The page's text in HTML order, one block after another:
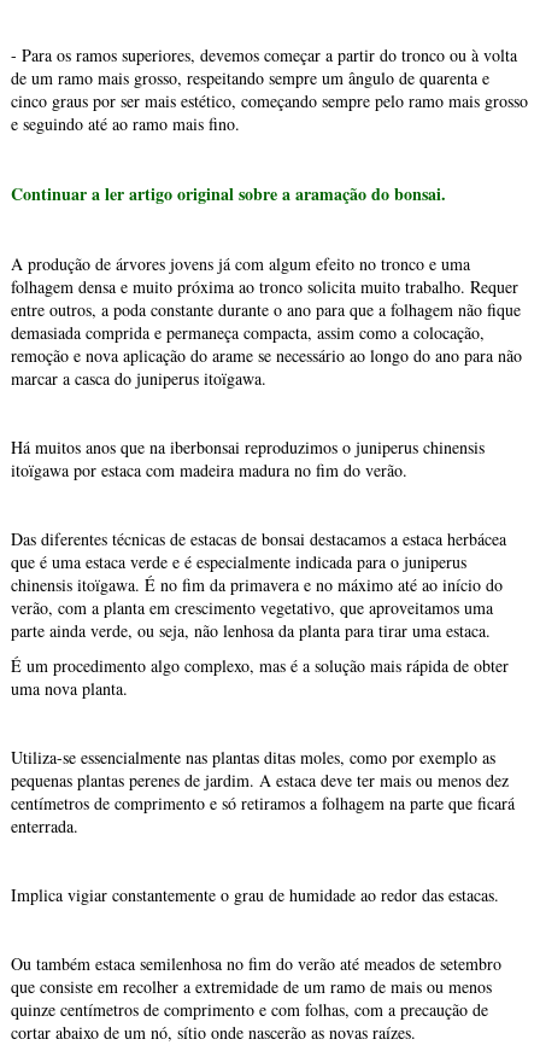
- Para os ramos superiores, devemos começar a partir do tronco ou à volta
de um ramo mais grosso, respeitando sempre um ângulo de quarenta e
cinco graus por ser mais estético, começando sempre pelo ramo mais grosso
e seguindo até ao ramo mais fino.
Continuar a ler artigo original sobre a aramação do bonsai.
A produção de árvores jovens já com algum efeito no tronco e uma
folhagem densa e muito próxima ao tronco solicita muito trabalho. Requer
entre outros, a poda constante durante o ano para que a folhagem não fique
demasiada comprida e permaneça compacta, assim como a colocação,
remoção e nova aplicação do arame se necessário ao longo do ano para não
marcar a casca do juniperus itoïgawa.
Há muitos anos que na iberbonsai reproduzimos o juniperus chinensis
itoïgawa por estaca com madeira madura no fim do verão.
Das diferentes técnicas de estacas de bonsai destacamos a estaca herbácea
que é uma estaca verde e é especialmente indicada para o juniperus
chinensis itoïgawa. É no fim da primavera e no máximo até ao início do
verão, com a planta em crescimento vegetativo, que aproveitamos uma
parte ainda verde, ou seja, não lenhosa da planta para tirar uma estaca.
É um procedimento algo complexo, mas é a solução mais rápida de obter
uma nova planta.
Utiliza-se essencialmente nas plantas ditas moles, como por exemplo as
pequenas plantas perenes de jardim. A estaca deve ter mais ou menos dez
centímetros de comprimento e só retiramos a folhagem na parte que ficará
enterrada.
Implica vigiar constantemente o grau de humidade ao redor das estacas.
Ou também estaca semilenhosa no fim do verão até meados de setembro
que consiste em recolher a extremidade de um ramo de mais ou menos
quinze centímetros de comprimento e com folhas, com a precaução de
cortar abaixo de um nó, sítio onde nascerão as novas raízes.